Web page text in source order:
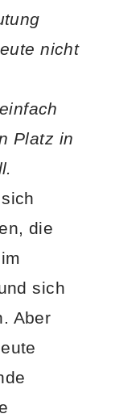
nicht
Platz in
die
sich
Aber